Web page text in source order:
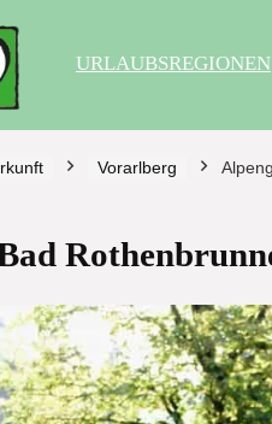
URLAUBSREGIONEN
Vorarlberg